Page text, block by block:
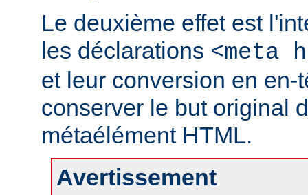
Le deuxième effet est
les déclarations <meta
et leur conversion en en-
conserver le but original
métaélément HTML.
Avertissement